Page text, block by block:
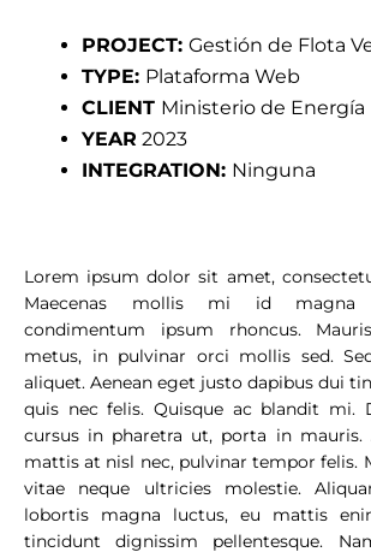
PROJECT: Gestión de Flota
TYPE: Plataforma Web
CLIENT Ministerio de Energía
YEAR 2023
INTEGRATION: Ninguna
Lorem ipsum dolor sit amet,
Maecenas mollis mi id magna
condimentum ipsum rhoncus.
metus, in pulvinar orci mollis sed.
aliquet. Aenean eget justo dapibus dui
quis nec felis. Quisque ac blandit mi.
cursus in pharetra ut, porta in mauris.
mattis at nisl nec, pulvinar tempor felis.
vitae neque ultricies molestie.
lobortis magna luctus, eu mattis
tincidunt dignissim pellentesque.